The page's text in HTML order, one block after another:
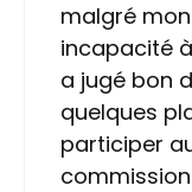
malgré
incapacité
a jugé bon
quelques
participer